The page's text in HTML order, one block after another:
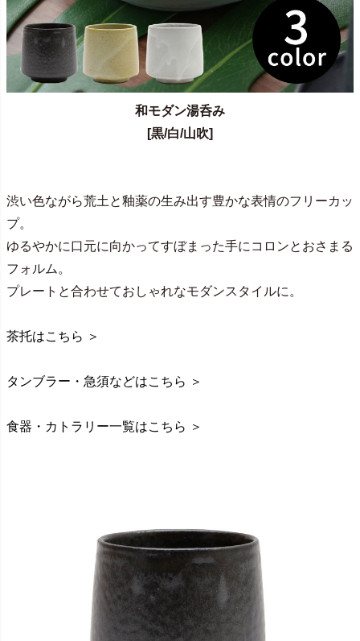
和モダン湯呑み
[黒/白/山吹]
渋い色ながら荒土と釉薬の生み出す豊かな表情のフリーカッ
プ。
ゆるやかに口元に向かってすぼまった手にコロンとおさまる
フォルム。
プレートと合わせておしゃれなモダンスタイルに。
茶托はこちら ＞
タンブラー・急須などはこちら ＞
食器・カトラリー一覧はこちら ＞